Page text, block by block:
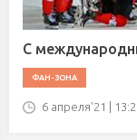
С
ФАН-ЗОНА
6 апреля'21 |